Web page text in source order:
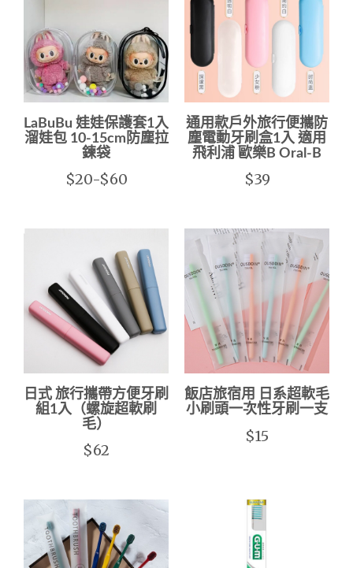
LaBuBu 娃娃保護套1入
溜娃包 10-15cm防塵拉
鍊袋
$20-$60
通用款戶外旅行便攜防
塵電動牙刷盒1入 適用
飛利浦 歐樂B Oral-B
$39
日式 旅行攜帶方便牙刷
組1入（螺旋超軟刷
毛）
$62
飯店旅宿用 日系超軟毛
小刷頭一次性牙刷一支
$15